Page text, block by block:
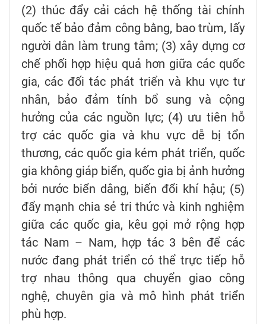
(2) thúc đẩy cải cách hệ thống tài chính
quốc tế bảo đảm công bằng, bao trùm, lấy
người dân làm trung tâm; (3) xây dựng cơ
chế phối hợp hiệu quả hơn giữa các quốc
gia, các đối tác phát triển và khu vực tư
nhân, bảo đảm tính bổ sung và cộng
hưởng của các nguồn lực; (4) ưu tiên hỗ
trợ các quốc gia và khu vực dễ bị tổn
thương, các quốc gia kém phát triển, quốc
gia không giáp biển, quốc gia bị ảnh hưởng
bởi nước biển dâng, biến đổi khí hậu; (5)
đẩy mạnh chia sẻ tri thức và kinh nghiệm
giữa các quốc gia, kêu gọi mở rộng hợp
tác Nam – Nam, hợp tác 3 bên để các
nước đang phát triển có thể trực tiếp hỗ
trợ nhau thông qua chuyển giao công
nghệ, chuyên gia và mô hình phát triển
phù hợp.